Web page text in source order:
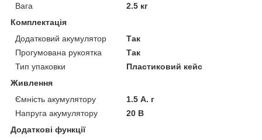
Вага
2.5 кг
Комплектація
Додатковий акумулятор
Так
Прогумована рукоятка
Так
Тип упаковки
Пластиковий кейс
Живлення
Ємність акумулятору
1.5 А. г
Напруга акумулятору
20 В
Додаткові функції